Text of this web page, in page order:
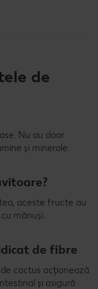
de
Nu au doar
și minerale.
aceste fructe au
mănuși.
de fibre
cactus acționează
și asigură